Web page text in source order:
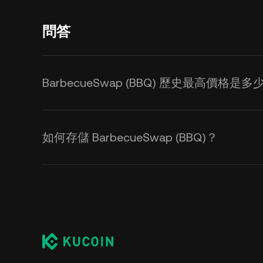
問答
BarbecueSwap (BBQ) 歷史最高價格是多
如何存儲 BarbecueSwap (BBQ)？